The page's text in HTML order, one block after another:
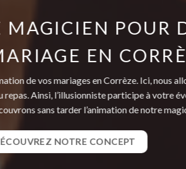
MAGICIEN POUR
EN
de vos mariages en Corrèze. Ici, nous
Ainsi, l’illusionniste participe à votre
sans tarder l’animation de notre
NOTRE CONCEPT